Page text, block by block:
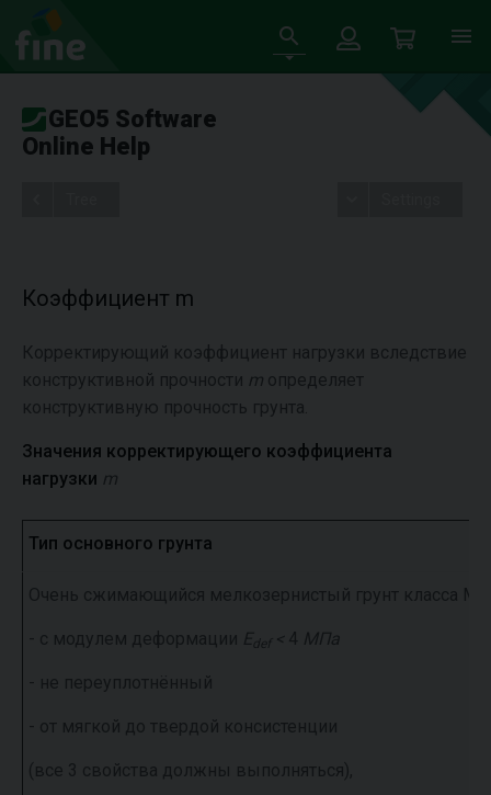
GEO5 Software
Online Help
Коэффициент m
Корректирующий коэффициент нагрузки вследствие
конструктивной прочности m определяет
конструктивную прочность грунта.
Значения корректирующего коэффициента
нагрузки m
Тип основного грунта
Очень сжимающийся мелкозернистый грунт класса
- с модулем деформации E def < 4 МПа
- не переуплотнённый
- от мягкой до твердой консистенции
(все 3 свойства должны выполняться),